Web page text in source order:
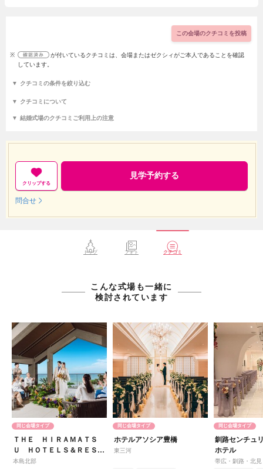
この会場のクチコミを投稿
※
が付いているクチコミは、会場またはゼクシィがご本人であることを確認
しています。
クチコミの条件を絞り込む
クチコミについて
結婚式場のクチコミご利用上の注意
クリップする
見学予約する
問合せ
トップ フォト クチコミ
こんな式場も一緒に
検討されています
同じ会場タイプ
ＴＨＥ ＨＩＲＡＭＡＴＳ
Ｕ ＨＯＴＥＬＳ＆ＲＥＳＯ
ＲＴＳ 宜野座
本島北部
同じ会場タイプ
ホテルアソシア豊橋
東三河
同じ会場タイプ
釧路センチュ
ホテル
帯広・釧路・北